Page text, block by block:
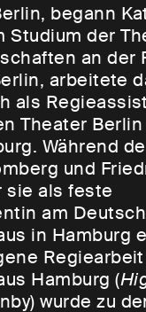
begann
Studium der
an der
arbeitete
als
Theater Berlin
Während
und
sie als feste
am
in Hamburg
Hamburg (
wurde zu